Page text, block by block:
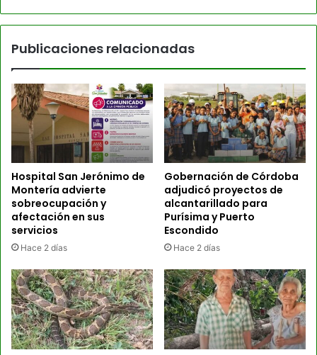
Publicaciones relacionadas
Hospital San Jerónimo de
Montería advierte
sobreocupación y
afectación en sus
servicios
Hace 2 días
Gobernación de Córdoba
adjudicó proyectos de
alcantarillado para
Purísima y Puerto
Escondido
Hace 2 días